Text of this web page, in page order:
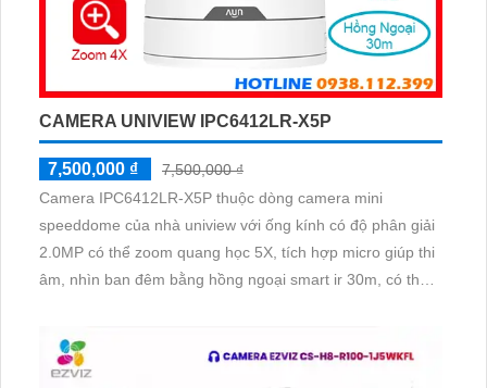
CAMERA UNIVIEW IPC6412LR-X5P
7,500,000 ₫
7,500,000 ₫
Camera IPC6412LR-X5P thuộc dòng camera mini
speeddome của nhà uniview với ống kính có độ phân giải
2.0MP có thể zoom quang học 5X, tích hợp micro giúp thi
âm, nhìn ban đêm bằng hồng ngoại smart ir 30m, có thể